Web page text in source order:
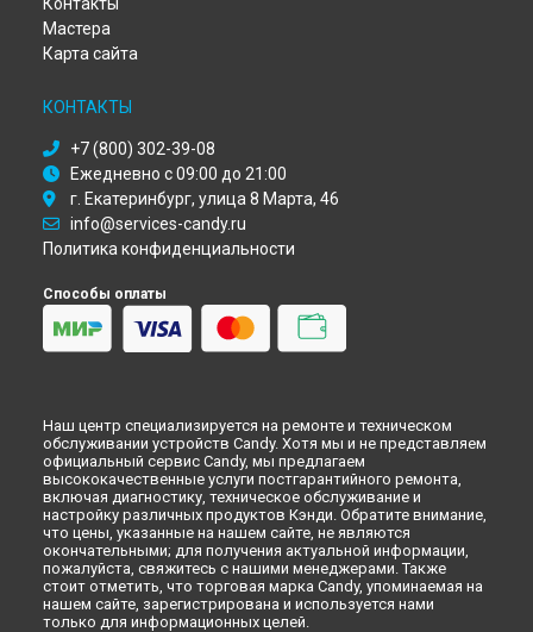
Ремонт холодильника CFBD 2450/2E Candy в
Ремонт холодильника CFBD 2450/2E Candy в
Ремонт холодильника CFBD 2450/2E Candy в
Ремонт холодильника CFBD 2450/2E Candy в
Ремонт холодильника CFBD 2450/2E Candy в
Челнах
Ремонт холодильника CFBD 2450/2E Candy в
Мастера
Карта сайта
КОНТАКТЫ
+7 (800) 302-39-08
Ежедневно с 09:00 до 21:00
г. Екатеринбург, улица 8 Марта, 46
info@services-candy.ru
Политика конфиденциальности
Способы оплаты
Наш центр специализируется на ремонте и техническом
обслуживании устройств Candy. Хотя мы и не представляем
официальный сервис Candy, мы предлагаем
высококачественные услуги постгарантийного ремонта,
включая диагностику, техническое обслуживание и
настройку различных продуктов Кэнди. Обратите внимание,
что цены, указанные на нашем сайте, не являются
окончательными; для получения актуальной информации,
пожалуйста, свяжитесь с нашими менеджерами. Также
стоит отметить, что торговая марка Candy, упоминаемая на
нашем сайте, зарегистрирована и используется нами
только для информационных целей.